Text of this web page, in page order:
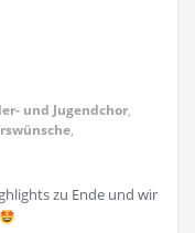
und Jugendchor,
,
zu Ende und wir